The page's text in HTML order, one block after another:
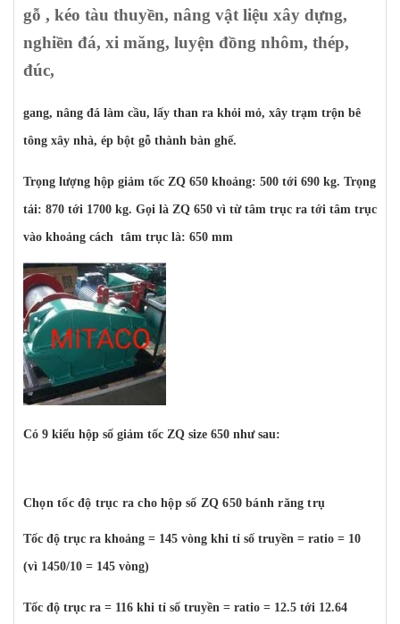
gỗ , kéo tàu thuyền, nâng vật liệu xây dựng,
nghiền đá, xi măng, luyện đồng nhôm, thép,
đúc,
gang, nâng đá làm cầu, lấy than ra khỏi mỏ, xây trạm trộn bê
tông xây nhà, ép bột gỗ thành bàn ghế.
Trọng lượng hộp giảm tốc ZQ 650 khoảng: 500 tới 690 kg. Trọng
tải: 870 tới 1700 kg. Gọi là ZQ 650 vì từ tâm trục ra tới tâm trục
vào khoảng cách tâm trục là: 650 mm
Có 9 kiểu hộp số giảm tốc ZQ size 650 như sau:
Chọn tốc độ trục ra cho hộp số ZQ 650 bánh răng trụ
Tốc độ trục ra khoảng = 145 vòng khi tỉ số truyền = ratio = 10
(vì 1450/10 = 145 vòng)
Tốc độ trục ra = 116 khi tỉ số truyền = ratio = 12.5 tới 12.64